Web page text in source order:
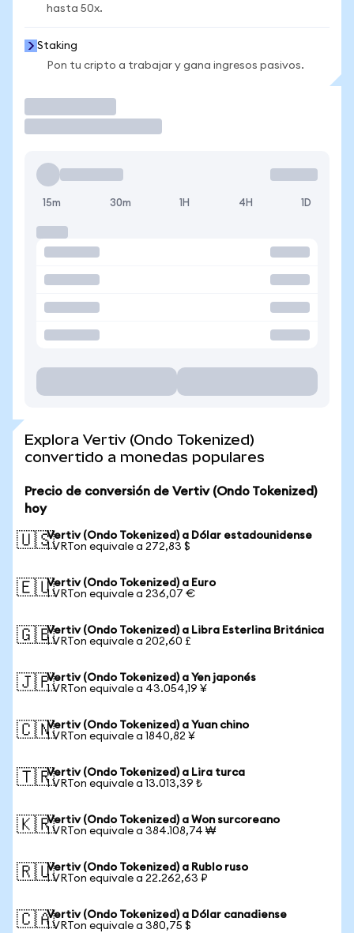
hasta 50x.
Staking
Pon tu cripto a trabajar y gana ingresos pasivos.
15m 30m 1H 4H 1D
Explora Vertiv (Ondo Tokenized)
convertido a monedas populares
Precio de conversión de Vertiv (Ondo Tokenized)
hoy
🇺🇸Vertiv (Ondo Tokenized) a Dólar estadounidense
1 VRTon equivale a 272,83 $
🇪🇺Vertiv (Ondo Tokenized) a Euro
1 VRTon equivale a 236,07 €
🇬🇧Vertiv (Ondo Tokenized) a Libra Esterlina Británica
1 VRTon equivale a 202,60 £
🇯🇵Vertiv (Ondo Tokenized) a Yen japonés
1 VRTon equivale a 43.054,19 ¥
🇨🇳Vertiv (Ondo Tokenized) a Yuan chino
1 VRTon equivale a 1840,82 ¥
🇹🇷Vertiv (Ondo Tokenized) a Lira turca
1 VRTon equivale a 13.013,39 ₺
🇰🇷Vertiv (Ondo Tokenized) a Won surcoreano
1 VRTon equivale a 384.108,74 ₩
🇷🇺Vertiv (Ondo Tokenized) a Rublo ruso
1 VRTon equivale a 22.262,63 ₽
🇨🇦Vertiv (Ondo Tokenized) a Dólar canadiense
1 VRTon equivale a 380,75 $